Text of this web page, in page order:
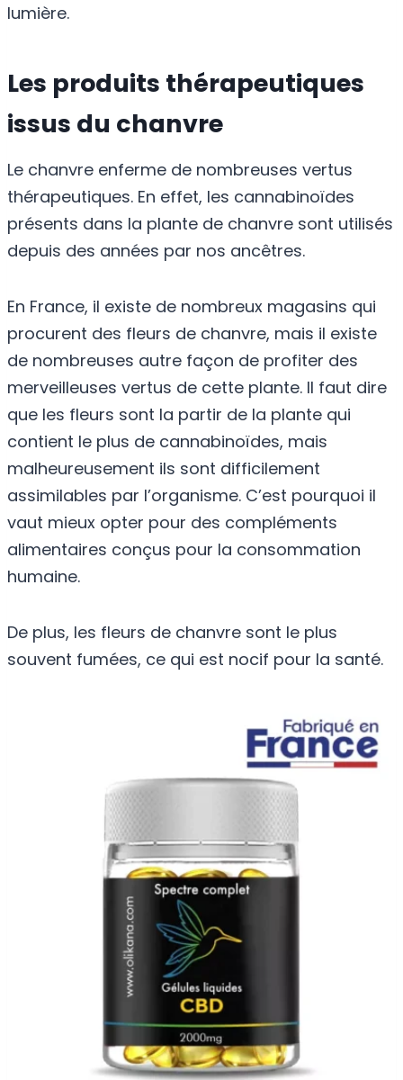
lumière.
Les produits thérapeutiques
issus du chanvre
Le chanvre enferme de nombreuses vertus
thérapeutiques. En effet, les cannabinoïdes
présents dans la plante de chanvre sont utilisés
depuis des années par nos ancêtres.
En France, il existe de nombreux magasins qui
procurent des fleurs de chanvre, mais il existe
de nombreuses autre façon de profiter des
merveilleuses vertus de cette plante. Il faut dire
que les fleurs sont la partir de la plante qui
contient le plus de cannabinoïdes, mais
malheureusement ils sont difficilement
assimilables par l’organisme. C’est pourquoi il
vaut mieux opter pour des compléments
alimentaires conçus pour la consommation
humaine.
De plus, les fleurs de chanvre sont le plus
souvent fumées, ce qui est nocif pour la santé.